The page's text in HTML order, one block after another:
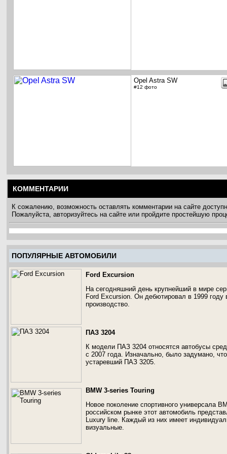
Opel Astra SW
#12 фото
КОММЕНТАРИИ
К сожалению, возможность оставлять комментарии на сайте
Пожалуйста, авторизуйтесь на сайте или пройдите простейшую
ПОПУЛЯРНЫЕ АВТОМОБИЛИ
Ford Excursion
На сегодняшний день крупнейший в мире
Ford Excursion. Он дебютировал в 1999
производство.
ПАЗ 3204
К модели ПАЗ 3204 относятся автобусы
с 2007 года. Изначально, было задумано,
устаревший ПАЗ 3205.
BMW 3-series Touring
Новое поколение спортивного универсала
российском рынке этот автомобиль
Luxury line. Каждый из них имеет
визуальные.